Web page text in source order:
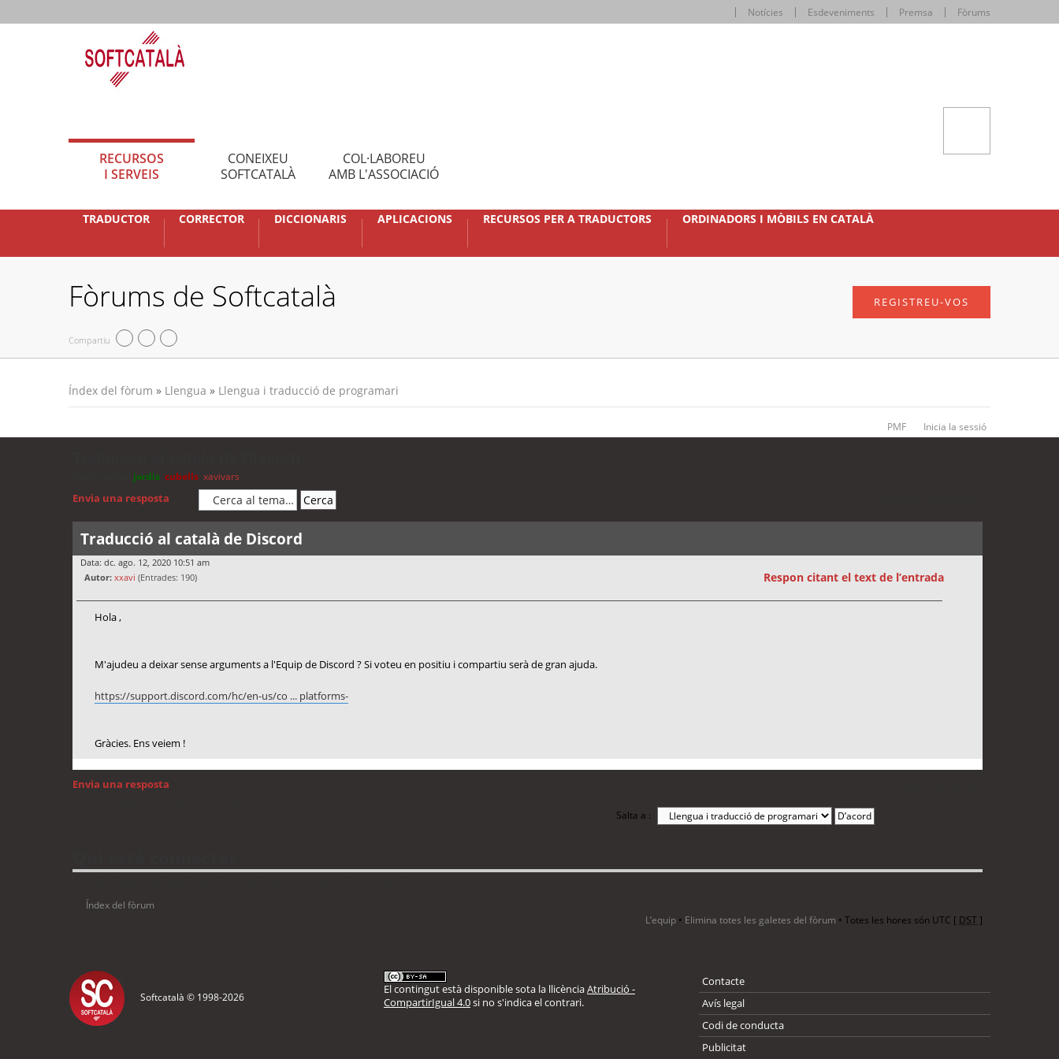
Notícies Esdeveniments Premsa Fòrums
RECURSOS
I SERVEIS
CONEIXEU
SOFTCATALÀ
COL·LABOREU
AMB L'ASSOCIACIÓ
TRADUCTOR CORRECTOR DICCIONARIS APLICACIONS RECURSOS PER A TRADUCTORS ORDINADORS I MÒBILS EN CATALÀ
Fòrums de Softcatalà
Compartiu
REGISTREU-VOS
Índex del fòrum » Llengua » Llengua i traducció de programari
PMF Inicia la sessió
jordis cubells xavivars
Envia una resposta
Traducció al català de Discord
Data: dc. ago. 12, 2020 10:51 am
Autor: xxavi (Entrades: 190) Respon citant el text de l’entrada
Hola ,
M'ajudeu a deixar sense arguments a l'Equip de Discord ? Si voteu en positiu i compartiu serà de gran ajuda.
https://support.discord.com/hc/en-us/co ... platforms-
Gràcies. Ens veiem !
Envia una resposta
Salta a :
Índex del fòrum
L’equip • Elimina totes les galetes del fòrum • Totes les hores són UTC [ DST]
Softcatalà © 1998-2026
El contingut està disponible sota la llicènciaAtribució -
CompartirIgual 4.0si no s'indica el contrari.
Contacte
Avís legal
Codi de conducta
Publicitat